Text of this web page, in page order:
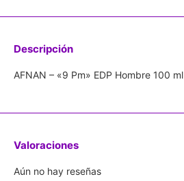
Descripción
AFNAN – «9 Pm» EDP Hombre 100 ml
Valoraciones
Aún no hay reseñas